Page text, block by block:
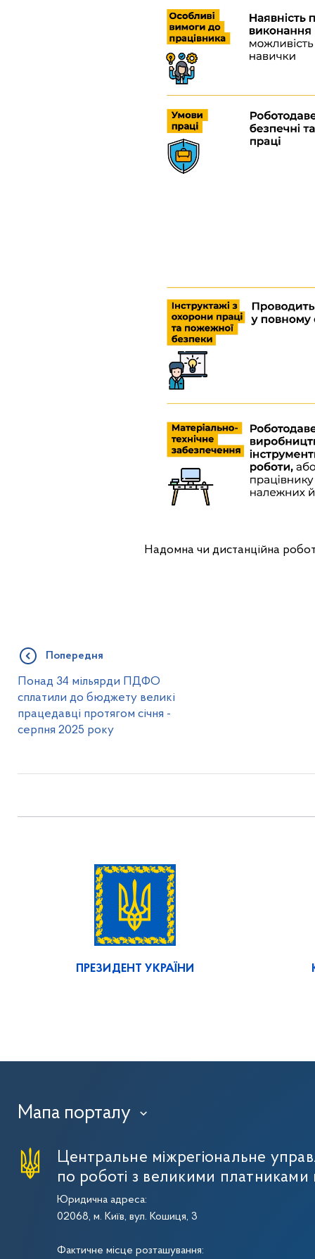
Надомна чи дистанційна
Попередня
Понад 34 мільярди ПДФО
сплатили до бюджету великі
працедавці протягом січня -
серпня 2025 року
ПРЕЗИДЕНТ УКРАЇНИ
Мапа порталу ›
Центральне міжрегіональне
по роботі з великими платниками
Юридична адреса:
02068, м. Київ, вул. Кошиця, 3
Фактичне місце розташування: